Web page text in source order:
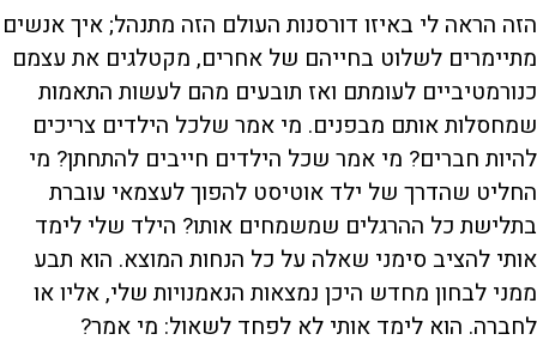
הזה הראה לי באיזו דורסנות העולם הזה מתנהל; איך אנשים
מתיימרים לשלוט בחייהם של אחרים, מקטלגים את עצמם
כנורמטיביים לעומתם ואז תובעים מהם לעשות התאמות
שמחסלות אותם מבפנים. מי אמר שלכל הילדים צריכים
להיות חברים? מי אמר שכל הילדים חייבים להתחתן? מי
החליט שהדרך של ילד אוטיסט להפוך לעצמאי עוברת
בתלישת כל ההרגלים שמשמחים אותו? הילד שלי לימד
אותי להציב סימני שאלה על כל הנחות המוצא. הוא תבע
ממני לבחון מחדש היכן נמצאות הנאמנויות שלי, אליו או
לחברה. הוא לימד אותי לא לפחד לשאול: מי אמר?